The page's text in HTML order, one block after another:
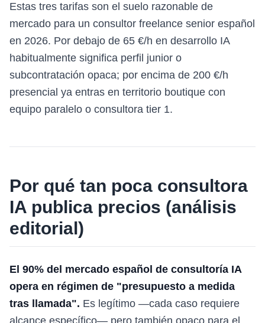
Estas tres tarifas son el suelo razonable de
mercado para un consultor freelance senior español
en 2026. Por debajo de 65 €/h en desarrollo IA
habitualmente significa perfil junior o
subcontratación opaca; por encima de 200 €/h
presencial ya entras en territorio boutique con
equipo paralelo o consultora tier 1.
Por qué tan poca consultora
IA publica precios (análisis
editorial)
El 90% del mercado español de consultoría IA
opera en régimen de "presupuesto a medida
tras llamada". Es legítimo —cada caso requiere
alcance específico— pero también opaco para el